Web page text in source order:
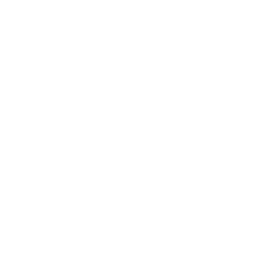
te verzamelen en te